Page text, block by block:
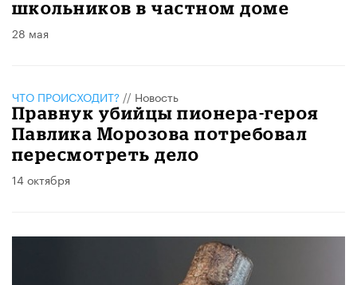
школьников в частном доме
28 мая
ЧТО ПРОИСХОДИТ? // Новость
Правнук убийцы пионера-героя
Павлика Морозова потребовал
пересмотреть дело
14 октября